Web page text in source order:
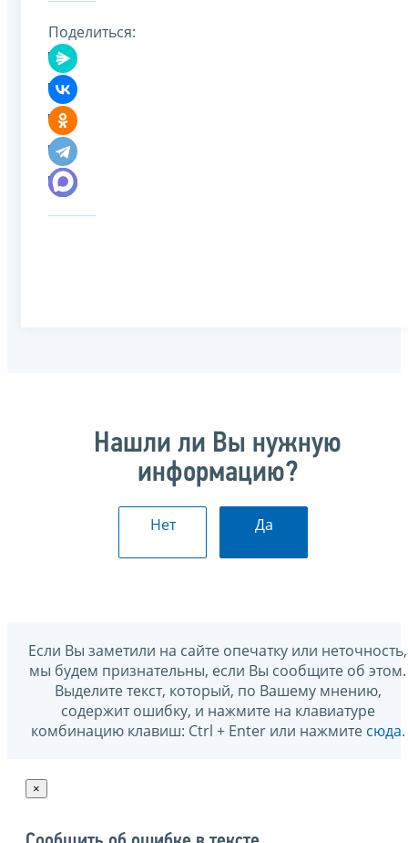
Поделиться:
Нашли ли Вы нужную
информацию?
Нет Да
Если Вы заметили на сайте опечатку или неточность,
мы будем признательны, если Вы сообщите об этом.
Выделите текст, который, по Вашему мнению,
содержит ошибку, и нажмите на клавиатуре
комбинацию клавиш: Ctrl + Enter или нажмите сюда.
×